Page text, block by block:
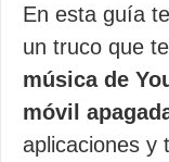
En esta guía
un truco que
música de
móvil
aplicaciones y